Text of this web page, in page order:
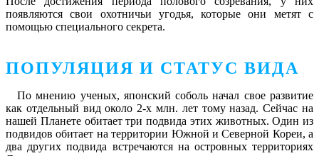
появляются свои охотничьи угодья, которые они метят с
помощью специального секрета.
ПОПУЛЯЦИЯ И СТАТУС ВИДА
По мнению ученых, японский соболь начал свое развитие
как отдельный вид около 2-х млн. лет тому назад. Сейчас на
нашей Планете обитает три подвида этих животных. Один из
подвидов обитает на территории Южной и Северной Кореи, а
два других подвида встречаются на островных территориях